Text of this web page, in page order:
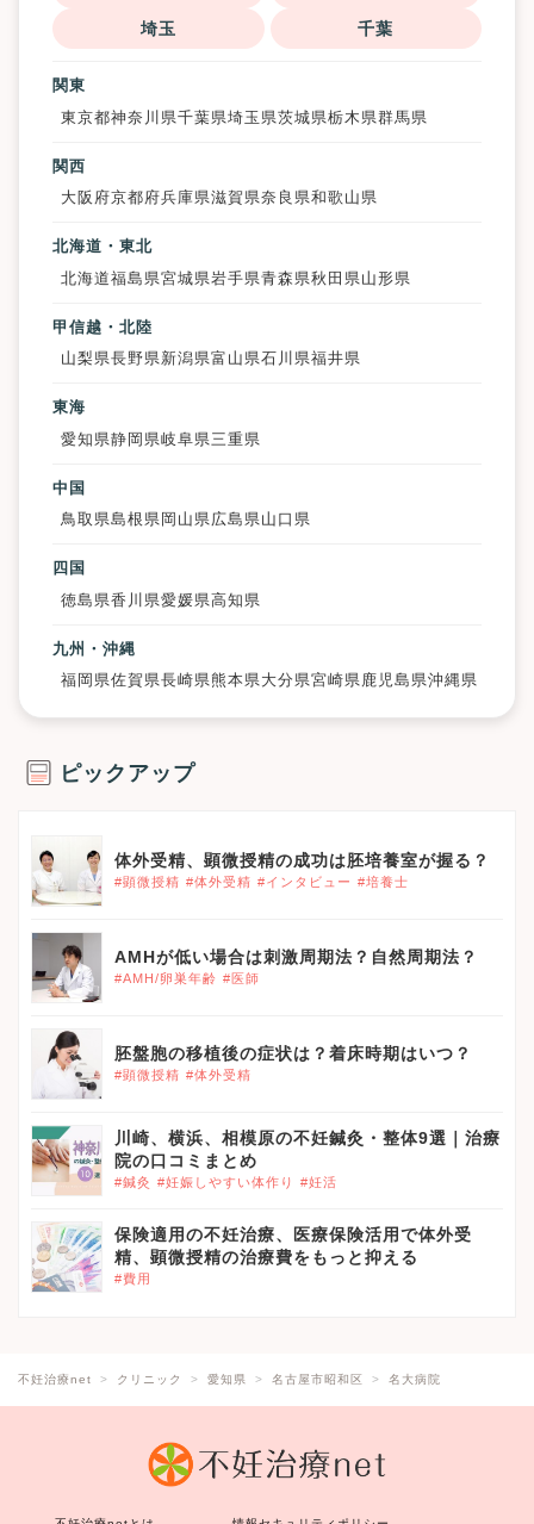
埼玉 千葉
関東
東京都神奈川県千葉県埼玉県茨城県栃木県群馬県
関西
大阪府京都府兵庫県滋賀県奈良県和歌山県
北海道・東北
北海道福島県宮城県岩手県青森県秋田県 山形県
甲信越・北陸
山梨県長野県新潟県富山県石川県福井県
東海
愛知県静岡県岐阜県 三重県
中国
鳥取県島根県 岡山県広島県山口県
四国
徳島県香川県愛媛県高知県
九州・沖縄
福岡県佐賀県長崎県熊本県大分県宮崎県鹿児島県沖縄県
ピックアップ
体外受精、顕微授精の成功は胚培養室が握る？
#顕微授精 #体外受精 #インタビュー #培養士
AMHが低い場合は刺激周期法？自然周期法？
#AMH/卵巣年齢 #医師
胚盤胞の移植後の症状は？着床時期はいつ？
#顕微授精 #体外受精
川崎、横浜、相模原の不妊鍼灸・整体9選｜治療
院の口コミまとめ
#鍼灸 #妊娠しやすい体作り #妊活
保険適用の不妊治療、医療保険活用で体外受
精、顕微授精の治療費をもっと抑える
#費用
不妊治療net クリニック 愛知県 名古屋市昭和区 名大病院